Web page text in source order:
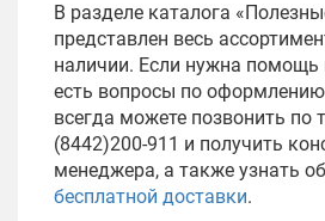
В разделе каталога
представлен весь
наличии. Если нужна помощь
есть вопросы по
всегда можете позвонить по
(8442)200-911 и получить
менеджера, а также узнать
бесплатной доставки.